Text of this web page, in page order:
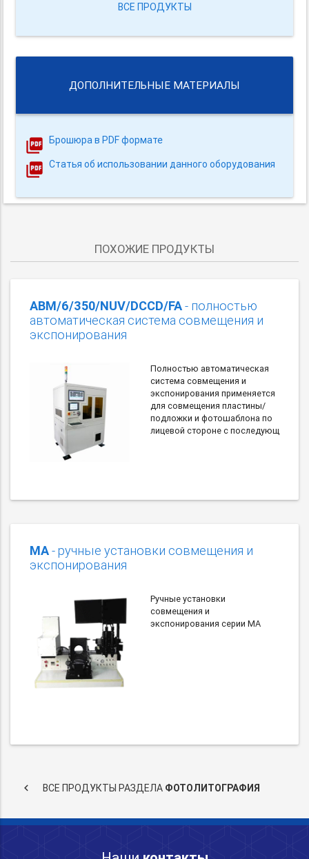
ВСЕ ПРОДУКТЫ
ДОПОЛНИТЕЛЬНЫЕ МАТЕРИАЛЫ
Брошюра в PDF формате
Статья об использовании данного оборудования
ПОХОЖИЕ ПРОДУКТЫ
ABM/6/350/NUV/DCCD/FA- полностью
автоматическая система совмещения и
экспонирования
Полностью автоматическая
система совмещения и
экспонирования применяется
для совмещения пластины/
подложки и фотошаблона по
лицевой стороне с последующ
MA- ручные установки совмещения и
экспонирования
Ручные установки
совмещения и
экспонирования серии MA
keyboard_arrow_left ВСЕ ПРОДУКТЫ РАЗДЕЛА ФОТОЛИТОГРАФИЯ